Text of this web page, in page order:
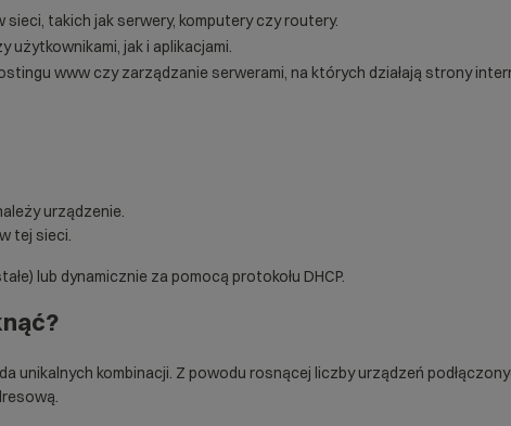
sieci, takich jak serwery, komputery czy routery.
użytkownikami, jak i aplikacjami.
www czy zarządzanie serwerami, na których działają strony
urządzenie.
tej sieci.
lub dynamicznie za pomocą protokołu DHCP.
unikalnych kombinacji. Z powodu rosnącej liczby urządzeń